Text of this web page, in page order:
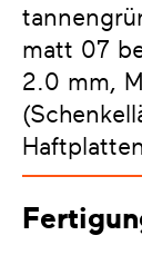
matt 07
2.0 mm,